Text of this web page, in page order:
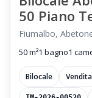
50 Piano
Fiumalbo,
50 m²1 bagno1
Bilocale Vendita